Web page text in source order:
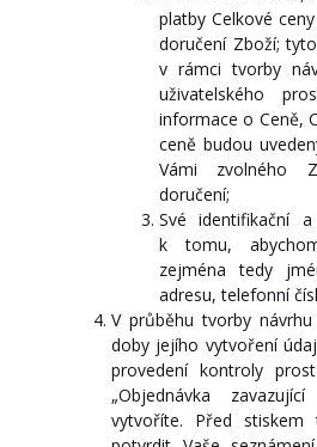
platby Celkové
doručení Zboží;
v rámci tvorby
uživatelského
informace o Ceně,
ceně budou
Vámi zvolného
doručení;
Své identifikační
k tomu,
zejména tedy
adresu, telefonní
V průběhu tvorby
doby jejího vytvoření
provedení kontroly
„Objednávka
vytvoříte. Před